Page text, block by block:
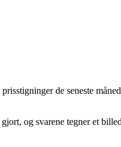
prisstigninger de seneste
og svarene tegner et